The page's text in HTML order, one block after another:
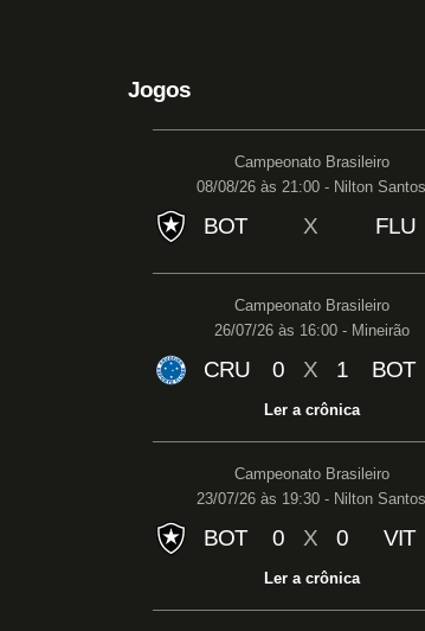
Jogos
Campeonato Brasileiro
08/08/26 às 21:00 - Nilton Santos
BOT X FLU
Campeonato Brasileiro
26/07/26 às 16:00 - Mineirão
CRU 0 X 1 BOT
Ler a crônica
Campeonato Brasileiro
23/07/26 às 19:30 - Nilton Santos
BOT 0 X 0 VIT
Ler a crônica